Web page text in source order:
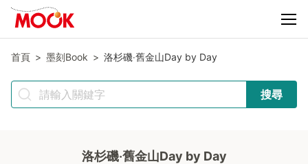
首頁 墨刻Book 洛杉磯‧舊金山Day by Day
搜尋
洛杉磯‧舊金山Day by Day